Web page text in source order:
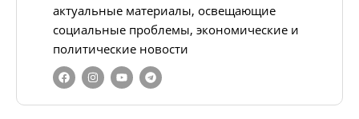
актуальные материалы, освещающие
социальные проблемы, экономические и
политические новости